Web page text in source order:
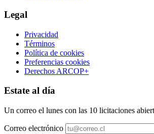
Legal
Privacidad
Términos
Política de cookies
Preferencias cookies
Derechos ARCOP+
Estate al día
Un correo el lunes con las 10 licitaciones
Correo electrónico